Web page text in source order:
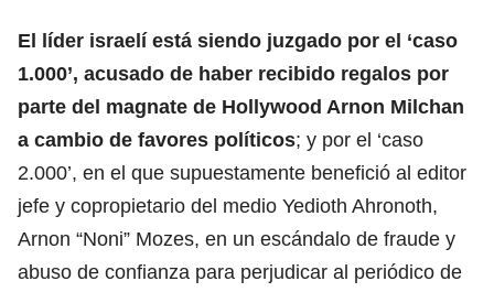
El líder israelí está siendo juzgado por el ‘caso
1.000’, acusado de haber recibido regalos por
parte del magnate de Hollywood Arnon Milchan
a cambio de favores políticos; y por el ‘caso
2.000’, en el que supuestamente benefició al editor
jefe y copropietario del medio Yedioth Ahronoth,
Arnon “Noni” Mozes, en un escándalo de fraude y
abuso de confianza para perjudicar al periódico de